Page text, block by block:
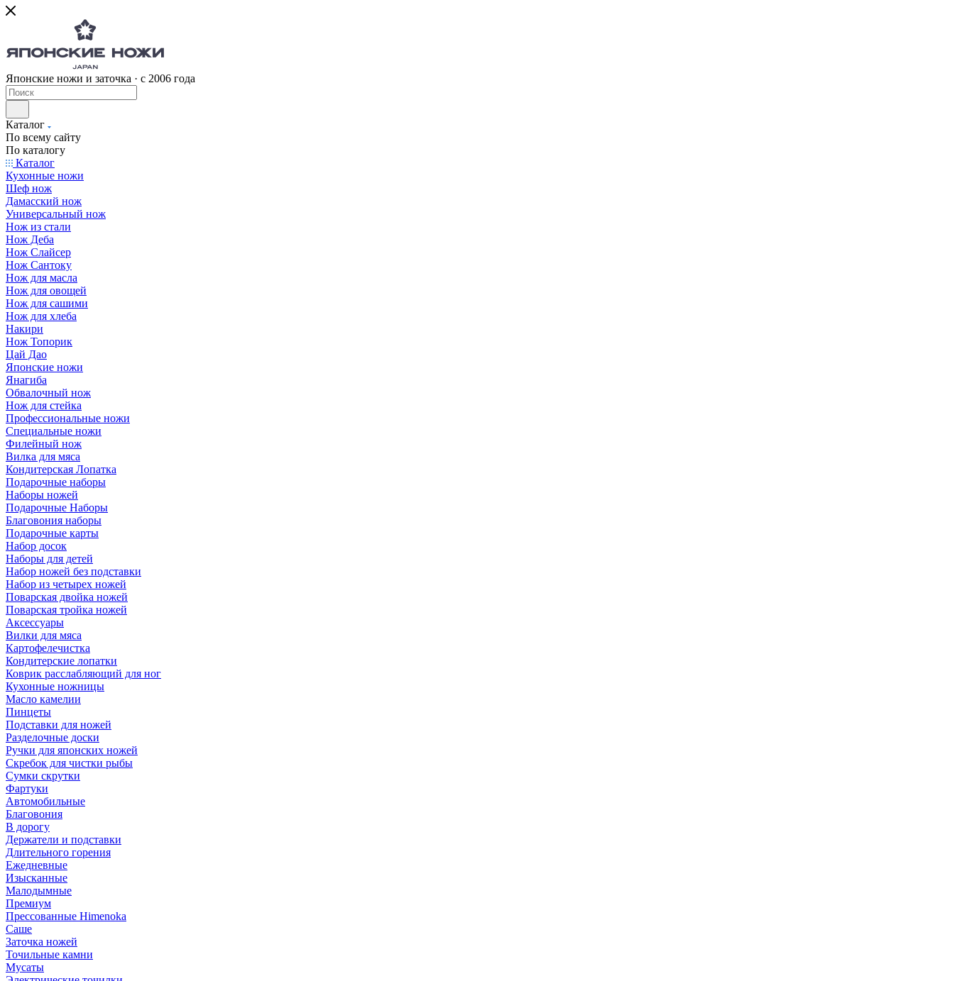
Японские ножи и заточка · с 2006 года
Каталог
По всему сайту
По каталогу
Каталог
Кухонные ножи
Шеф нож
Дамасский нож
Универсальный нож
Нож из стали
Нож Деба
Нож Слайсер
Нож Сантоку
Нож для масла
Нож для овощей
Нож для сашими
Нож для хлеба
Накири
Нож Топорик
Цай Дао
Японские ножи
Янагиба
Обвалочный нож
Нож для стейка
Профессиональные ножи
Специальные ножи
Филейный нож
Вилка для мяса
Кондитерская Лопатка
Подарочные наборы
Наборы ножей
Подарочные Наборы
Благовония наборы
Подарочные карты
Набор досок
Наборы для детей
Набор ножей без подставки
Набор из четырех ножей
Поварская двойка ножей
Поварская тройка ножей
Аксессуары
Вилки для мяса
Картофелечистка
Кондитерские лопатки
Коврик расслабляющий для ног
Кухонные ножницы
Масло камелии
Пинцеты
Подставки для ножей
Разделочные доски
Ручки для японских ножей
Скребок для чистки рыбы
Сумки скрутки
Фартуки
Автомобильные
Благовония
В дорогу
Держатели и подставки
Длительного горения
Ежедневные
Изысканные
Малодымные
Премиум
Прессованные Himenoka
Саше
Заточка ножей
Точильные камни
Мусаты